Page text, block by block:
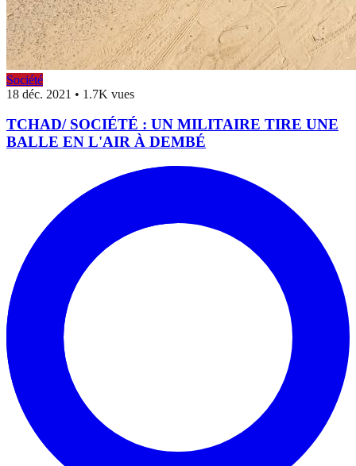
Société
18 déc. 2021 • 1.7K vues
TCHAD/ SOCIÉTÉ : UN MILITAIRE TIRE UNE
BALLE EN L'AIR À DEMBÉ